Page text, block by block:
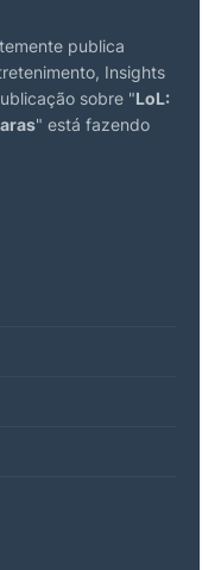
publica
Insights
sobre "LoL:
" está fazendo